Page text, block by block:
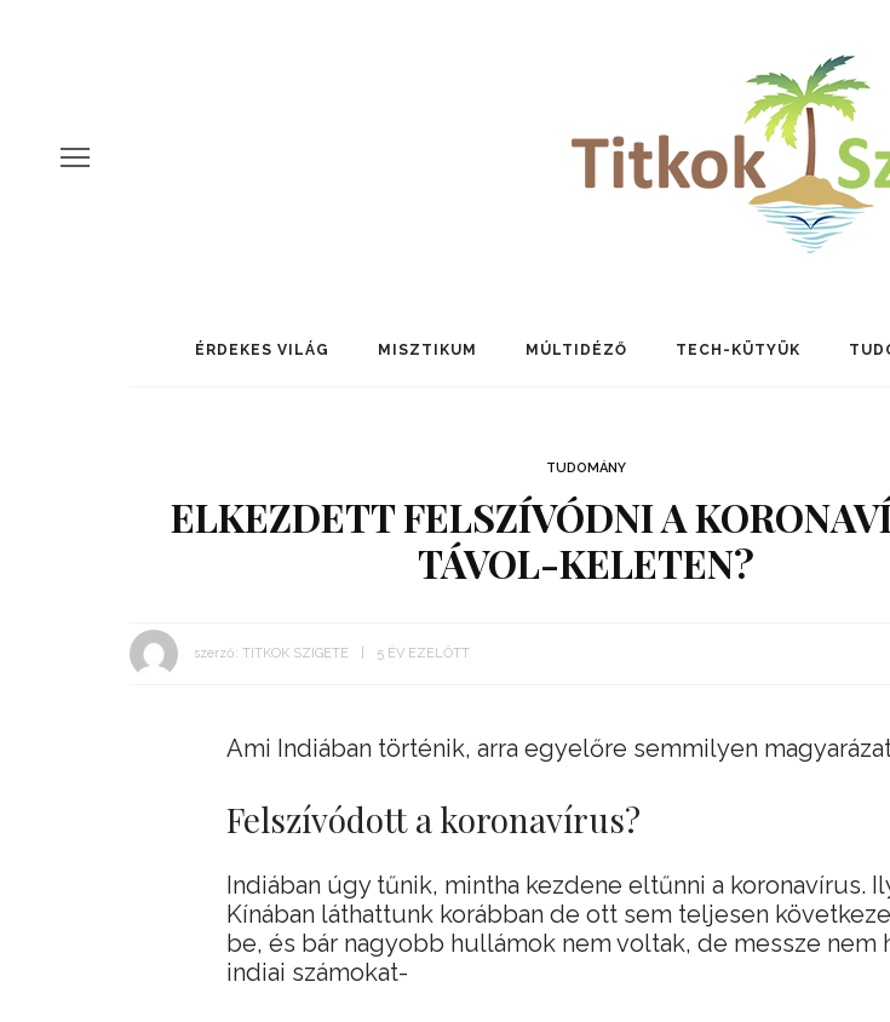
ÉRDEKES VILÁG MISZTIKUM MÚLTIDÉZŐ TECH-KÜTYÜK
TUDOMÁNY
ELKEZDETT FELSZÍVÓDNI A
TÁVOL-KELETEN?
szerző: TITKOK SZIGETE 5 ÉV EZELŐTT
Ami Indiában történik, arra egyelőre semmilyen
Felszívódott a koronavírus?
Indiában úgy tűnik, mintha kezdene eltűnni a koronavírus.
Kínában láthattunk korábban de ott sem teljesen
be, és bár nagyobb hullámok nem voltak, de messze nem
indiai számokat-